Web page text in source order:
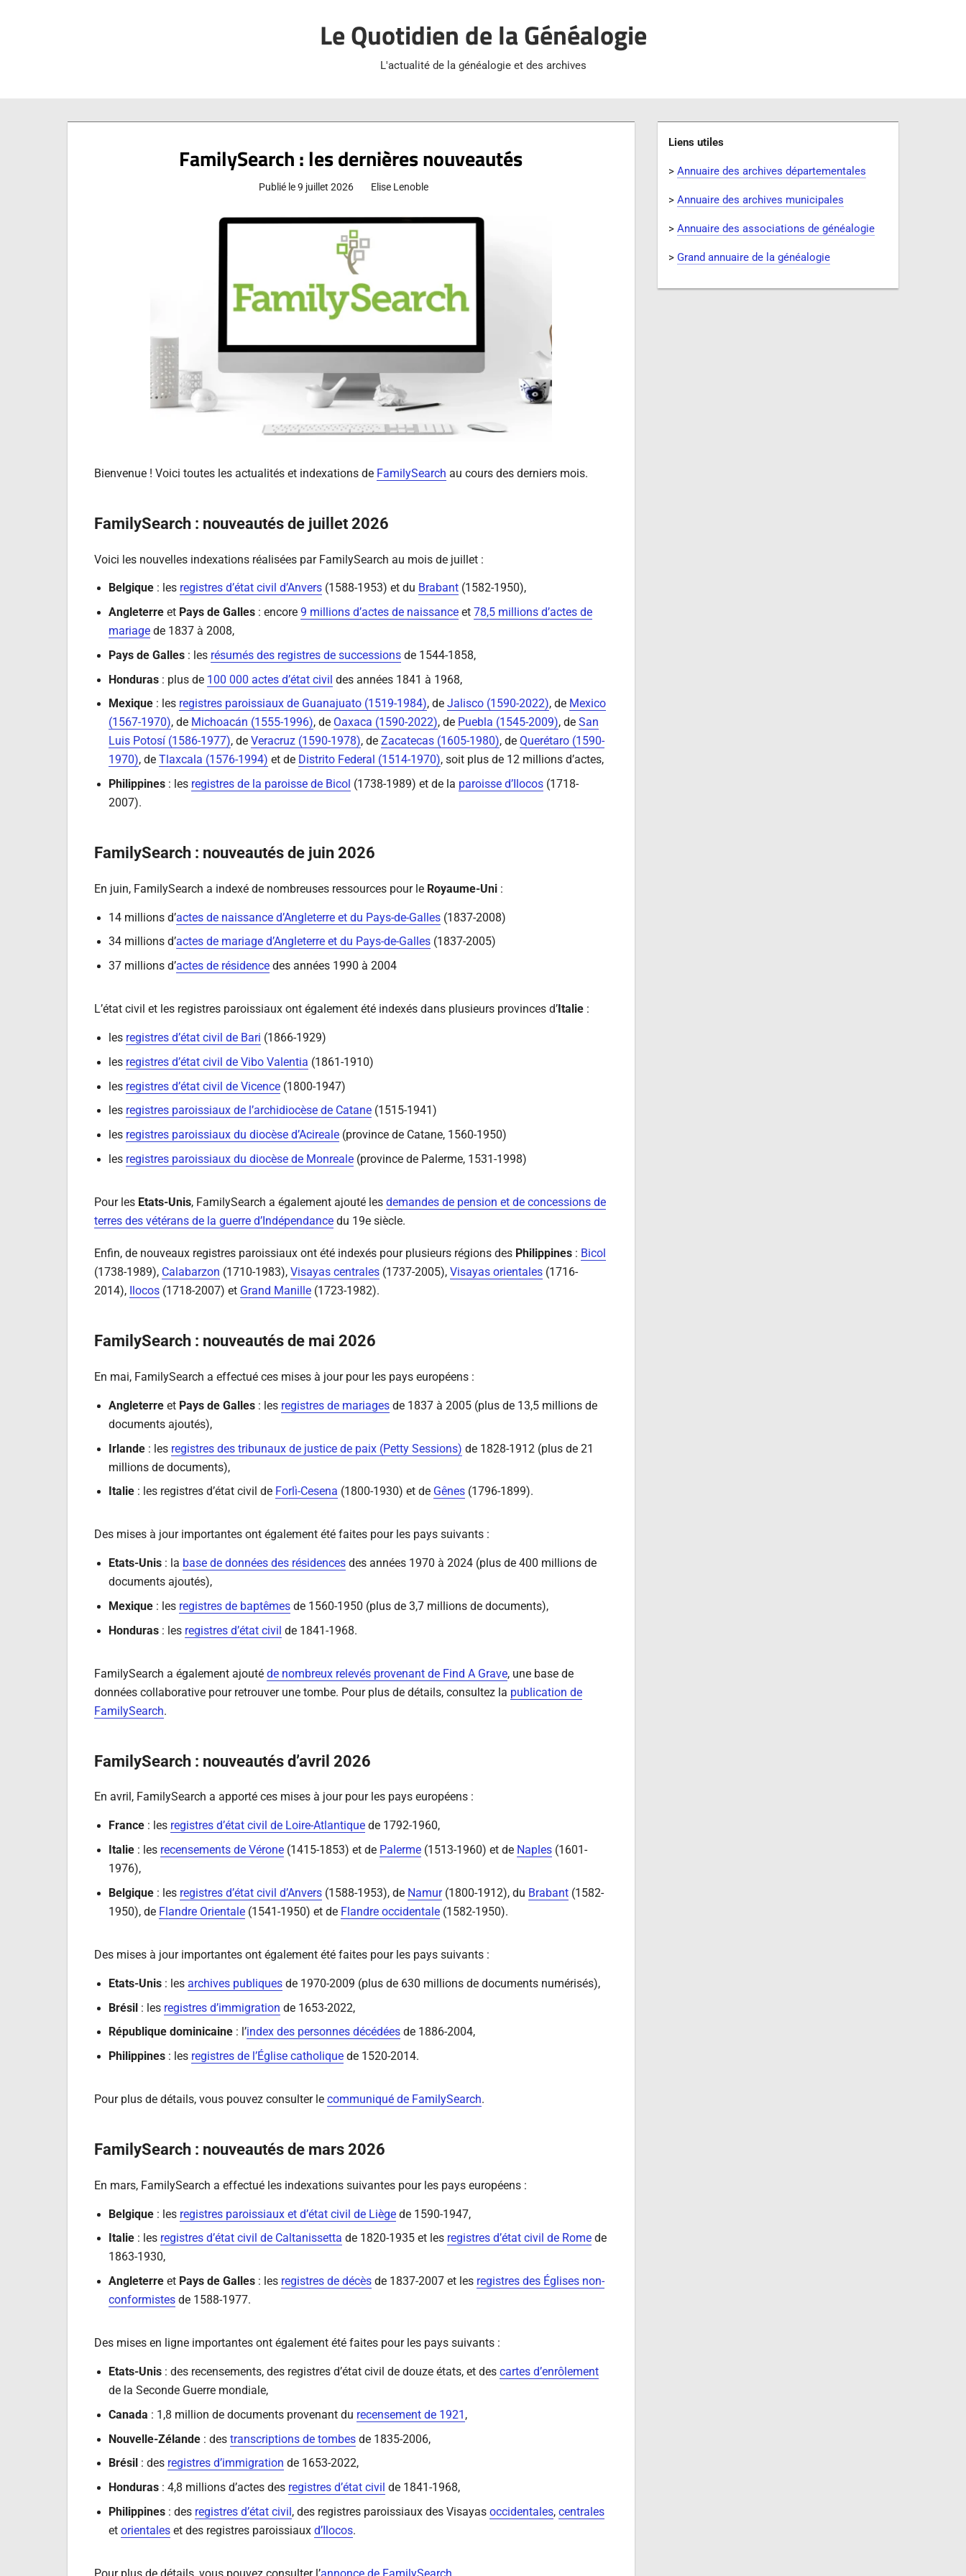
Le Quotidien de la Généalogie
L'actualité de la généalogie et des archives
FamilySearch : les dernières nouveautés
Publié le9 juillet 2026 Elise Lenoble
Bienvenue ! Voici toutes les actualités et indexations de FamilySearch au cours des derniers mois.
FamilySearch : nouveautés de juillet 2026
Voici les nouvelles indexations réalisées par FamilySearch au mois de juillet :
Belgique: les registres d’état civil d’Anvers(1588-1953) et du Brabant(1582-1950),
Angleterreet Pays de Galles: encore 9 millions d’actes de naissanceet 78,5 millions d’actes de
mariagede 1837 à 2008,
Pays de Galles: les résumés des registres de successionsde 1544-1858,
Honduras: plus de 100 000 actes d’état civil des années 1841 à 1968,
Mexique: les registres paroissiaux de Guanajuato (1519-1984), de Jalisco (1590-2022), de Mexico
(1567-1970), de Michoacán (1555-1996), de Oaxaca (1590-2022), de Puebla (1545-2009), de San
Luis Potosí (1586-1977), de Veracruz (1590-1978), de Zacatecas (1605-1980), de Querétaro (1590-
1970), de Tlaxcala (1576-1994) et de Distrito Federal (1514-1970), soit plus de 12 millions d’actes,
Philippines: les registres de la paroisse de Bicol (1738-1989) et de la paroisse d’Ilocos(1718-
2007).
FamilySearch : nouveautés de juin 2026
En juin, FamilySearch a indexé de nombreuses ressources pour le Royaume-Uni :
14 millions d’actes de naissance d’Angleterre et du Pays-de-Galles(1837-2008)
34 millions d’actes de mariage d’Angleterre et du Pays-de-Galles(1837-2005)
37 millions d’actes de résidencedes années 1990 à 2004
L’état civil et les registres paroissiaux ont également été indexés dans plusieurs provinces d’ Italie :
les registres d’état civil de Bari (1866-1929)
les registres d’état civil de Vibo Valentia (1861-1910)
les registres d’état civil de Vicence(1800-1947)
les registres paroissiaux de l’archidiocèse de Catane(1515-1941)
les registres paroissiaux du diocèse d’Acireale(province de Catane, 1560-1950)
les registres paroissiaux du diocèse de Monreale(province de Palerme, 1531-1998)
Pour les Etats-Unis, FamilySearch a également ajouté lesdemandes de pension et de concessions de
terres des vétérans de la guerre d’Indépendance du 19e siècle.
Enfin, de nouveaux registres paroissiaux ont été indexés pour plusieurs régions des Philippines : Bicol
(1738-1989), Calabarzon (1710-1983),Visayas centrales (1737-2005),Visayas orientales (1716-
2014),
Ilocos (1718-2007) et Grand Manille (1723-1982).
FamilySearch : nouveautés de mai 2026
En mai, FamilySearch a effectué ces mises à jour pour les pays européens :
Angleterreet Pays de Galles: les registres de mariagesde 1837 à 2005 (plus de 13,5 millions de
documents ajoutés),
Irlande: les registres des tribunaux de justice de paix (Petty Sessions) de 1828-1912 (plus de 21
millions de documents),
Italie: les registres d’état civil de Forlì-Cesena (1800-1930) et de Gênes(1796-1899).
Des mises à jour importantes ont également été faites pour les pays suivants :
Etats-Unis: la base de données des résidencesdes années 1970 à 2024 (plus de 400 millions de
documents ajoutés),
Mexique: les registres de baptêmesde 1560-1950 (plus de 3,7 millions de documents),
Honduras: les registres d’état civil de 1841-1968.
FamilySearch a également ajoutéde nombreux relevés provenant de Find A Grave, une base de
données collaborative pour retrouver une tombe. Pour plus de détails, consultez la publication de
FamilySearch.
FamilySearch : nouveautés d’avril 2026
En avril, FamilySearch a apporté ces mises à jour pour les pays européens :
France: les registres d’état civil de Loire-Atlantiquede 1792-1960,
Italie: les recensements de Vérone(1415-1853) et de Palerme(1513-1960) et de Naples(1601-
1976),
Belgique: les registres d’état civil d’Anvers(1588-1953), de Namur(1800-1912), du Brabant(1582-
1950), de Flandre Orientale(1541-1950) et de Flandre occidentale(1582-1950).
Des mises à jour importantes ont également été faites pour les pays suivants :
Etats-Unis: les archives publiquesde 1970-2009 (plus de 630 millions de documents numérisés),
Brésil : les registres d’immigration de 1653-2022,
République dominicaine: l’index des personnes décédéesde 1886-2004,
Philippines: les registres de l’Église catholiquede 1520-2014.
Pour plus de détails, vous pouvez consulter lecommuniqué de FamilySearch.
FamilySearch : nouveautés de mars 2026
En mars, FamilySearch a effectué les indexations suivantes pour les pays européens :
Belgique: les registres paroissiaux et d’état civil de Liègede 1590-1947,
Italie: les registres d’état civil de Caltanissetta de 1820-1935 et les registres d’état civil de Romede
1863-1930,
Angleterreet Pays de Galles: les registres de décèsde 1837-2007 et les registres des Églises non-
conformistesde 1588-1977.
Des mises en ligne importantes ont également été faites pour les pays suivants :
Etats-Unis: des recensements, des registres d’état civil de douze états, et des cartes d’enrôlement
de la Seconde Guerre mondiale,
Canada : 1,8 million de documents provenant du recensement de 1921 ,
Nouvelle-Zélande: des transcriptions de tombesde 1835-2006,
Brésil : des registres d’immigration de 1653-2022,
Honduras: 4,8 millions d’actes des registres d’état civil de 1841-1968,
Philippines: des registres d’état civil , des registres paroissiaux des Visayas occidentales, centrales
et orientaleset des registres paroissiaux d’Ilocos.
Liens utiles
>Annuaire des archives départementales
>Annuaire des archives municipales
>Annuaire des associations de généalogie
>Grand annuaire de la généalogie